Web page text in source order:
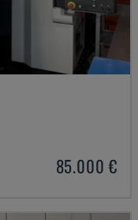
85.000 €